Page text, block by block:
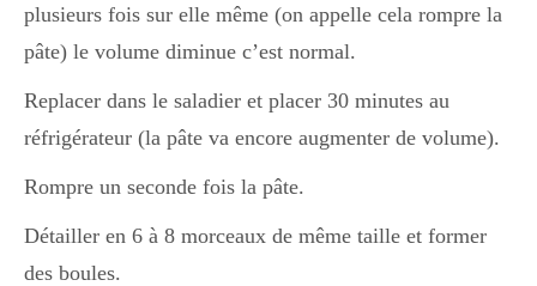
plusieurs fois sur elle même (on appelle cela rompre la
pâte) le volume diminue c’est normal.
Replacer dans le saladier et placer 30 minutes au
réfrigérateur (la pâte va encore augmenter de volume).
Rompre un seconde fois la pâte.
Détailler en 6 à 8 morceaux de même taille et former
des boules.